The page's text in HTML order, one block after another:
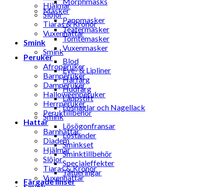
Hjälmar
Slöjor
Tiaras & Kronor
Vuxenhattar
Smink
Smink
Blod
Eye- & Lipliner
Hårfärg
Hudfärg
Läppstift
Lösnaglar och Nagellack
Smink
Lösögonfransar
Löständer
Sminkset
Sminktillbehör
Specialeffekter
Tatueringar
Färgade linser
Masker
Pappmasker
Teatermasker
Tomtemasker
Vuxenmasker
Peruker
Afroperuker
Barnperuker
Damperuker
Halloweenperuker
Herrperuker
Peruktillbehör
Hattar
Barnhattar
Diadem
Hjälmar
Slöjor
Tiaras & Kronor
Vuxenhattar